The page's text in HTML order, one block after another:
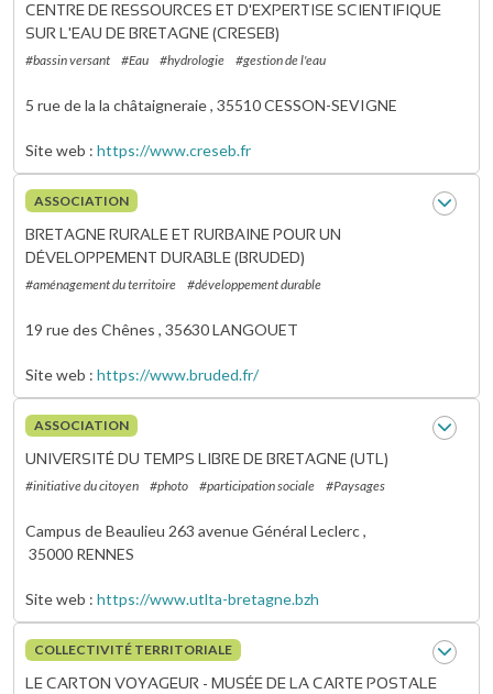
CENTRE DE RESSOURCES ET D'EXPERTISE SCIENTIFIQUE
SUR L'EAU DE BRETAGNE (CRESEB)
#bassin versant #Eau #hydrologie #gestion de l'eau
5 rue de la la châtaigneraie , 35510CESSON-SEVIGNE
Site web https://www.creseb.fr
ASSOCIATION
BRETAGNE RURALE ET RURBAINE POUR UN
DÉVELOPPEMENT DURABLE (BRUDED)
#aménagement du territoire #développement durable
19 rue des Chênes , 35630LANGOUET
Site web https://www.bruded.fr/
ASSOCIATION
UNIVERSITÉ DU TEMPS LIBRE DE BRETAGNE (UTL)
#initiative du citoyen #photo #participation sociale #Paysages
Campus de Beaulieu 263 avenue Général Leclerc ,
35000 RENNES
Site web https://www.utlta-bretagne.bzh
COLLECTIVITÉ TERRITORIALE
LE CARTON VOYAGEUR - MUSÉE DE LA CARTE POSTALE